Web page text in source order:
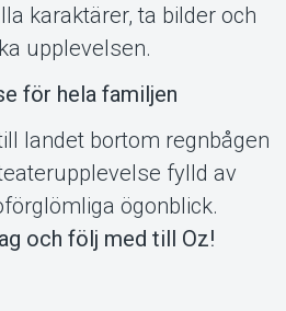
karaktärer, ta bilder och
upplevelsen.
för hela familjen
landet bortom regnbågen
fylld av
ögonblick.
och följ med till Oz!